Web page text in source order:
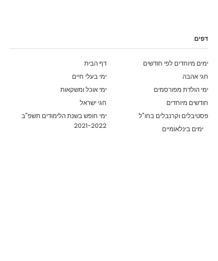
דפים
דף הבית
ימים מיוחדים לפי חודשים
ימי בעלי חיים
חגי אהבה
ימי אוכל ומשקאות
ימי הולדת מפורסמים
חגי ישראל
חודשים מיוחדים
ימי חופש בשנת הלימודים תשפ"ב
2021-2022
פסטיבלים וקרנבלים בחו"ל
ימים בינלאומיים